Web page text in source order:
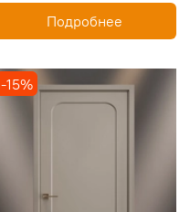
Подробнее
-15%